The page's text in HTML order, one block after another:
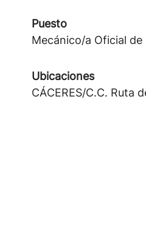
Puesto
Mecánico/a Oficial de
Ubicaciones
CÁCERES/C.C. Ruta